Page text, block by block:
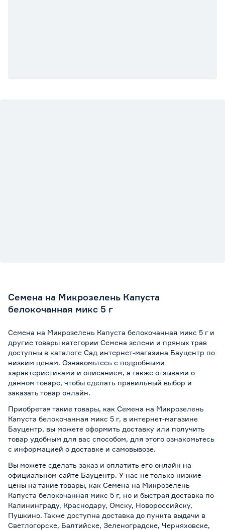
Семена на Микрозелень Капуста
белокочанная микс 5 г
Семена на Микрозелень Капуста белокочанная микс 5 г и
другие товары категории Семена зелени и пряных трав
доступны в каталоге Сад интернет-магазина Бауцентр по
низким ценам. Ознакомьтесь с подробными
характеристиками и описанием, а также отзывами о
данном товаре, чтобы сделать правильный выбор и
заказать товар онлайн.
Приобретая такие товары, как Семена на Микрозелень
Капуста белокочанная микс 5 г, в интернет-магазине
Бауцентр, вы можете оформить доставку или получить
товар удобным для вас способом, для этого ознакомьтесь
с информацией о доставке и самовывозе.
Вы можете сделать заказ и оплатить его онлайн на
официальном сайте Бауцентр. У нас не только низкие
цены на такие товары, как Семена на Микрозелень
Капуста белокочанная микс 5 г, но и быстрая доставка по
Калининграду, Краснодару, Омску, Новороссийску,
Пушкино. Также доступна доставка до пункта выдачи в
Светлогорске, Балтийске, Зеленоградске, Черняховске,